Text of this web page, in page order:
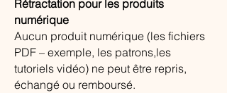
Rétractation pour les produits
numérique
Aucun produit numérique (les fichiers
PDF – exemple, les patrons,les
tutoriels vidéo) ne peut être repris,
échangé ou remboursé.